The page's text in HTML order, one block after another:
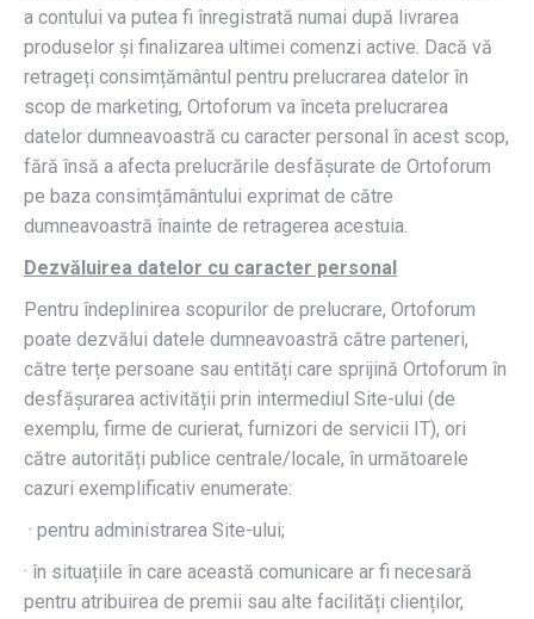
a contului va putea fi înregistrată numai după livrarea
produselor și finalizarea ultimei comenzi active. Dacă vă
retrageți consimțământul pentru prelucrarea datelor în
scop de marketing, Ortoforum va înceta prelucrarea
datelor dumneavoastră cu caracter personal în acest scop,
fără însă a afecta prelucrările desfășurate de Ortoforum
pe baza consimțământului exprimat de către
dumneavoastră înainte de retragerea acestuia.
Dezvăluirea datelor cu caracter personal
Pentru îndeplinirea scopurilor de prelucrare, Ortoforum
poate dezvălui datele dumneavoastră către parteneri,
către terțe persoane sau entități care sprijină Ortoforum în
desfășurarea activității prin intermediul Site-ului (de
exemplu, firme de curierat, furnizori de servicii IT), ori
către autorități publice centrale/locale, în următoarele
cazuri exemplificativ enumerate:
· pentru administrarea Site-ului;
· în situațiile în care această comunicare ar fi necesară
pentru atribuirea de premii sau alte facilități clienților,